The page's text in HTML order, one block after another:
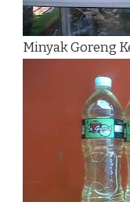
Minyak Goreng